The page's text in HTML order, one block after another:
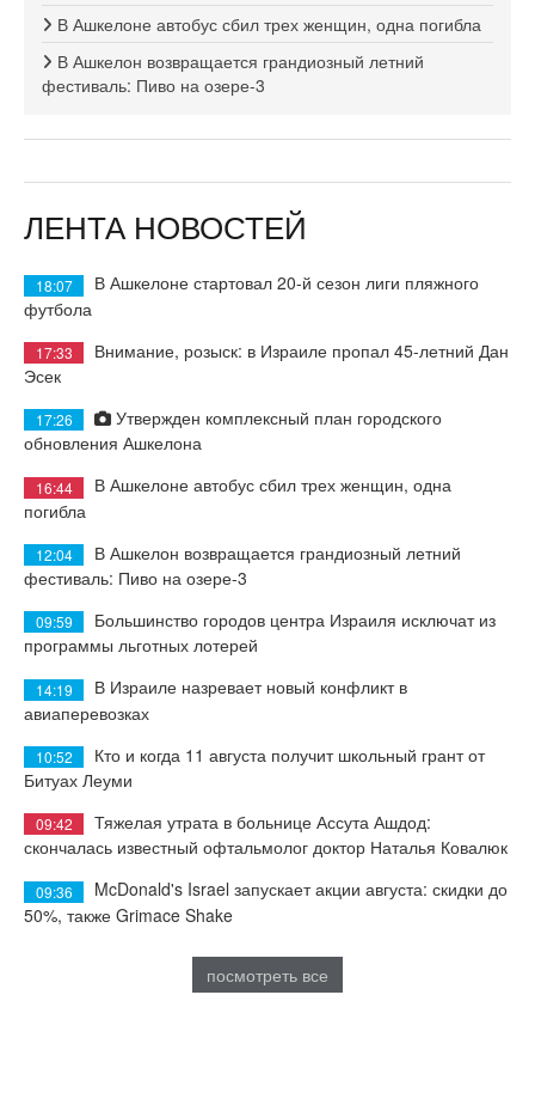
В Ашкелоне автобус сбил трех женщин, одна погибла
В Ашкелон возвращается грандиозный летний
фестиваль: Пиво на озере-3
ЛЕНТА НОВОСТЕЙ
18:07
В Ашкелоне стартовал 20-й сезон лиги пляжного
футбола
17:33
Внимание, розыск: в Израиле пропал 45-летний Дан
Эсек
17:26
Утвержден комплексный план городского
обновления Ашкелона
16:44
В Ашкелоне автобус сбил трех женщин, одна
погибла
12:04
В Ашкелон возвращается грандиозный летний
фестиваль: Пиво на озере-3
09:59
Большинство городов центра Израиля исключат из
программы льготных лотерей
14:19
В Израиле назревает новый конфликт в
авиаперевозках
10:52
Кто и когда 11 августа получит школьный грант от
Битуах Леуми
09:42
Тяжелая утрата в больнице Ассута Ашдод:
скончалась известный офтальмолог доктор Наталья Ковалюк
09:36
McDonald's Israel запускает акции августа: скидки до
50%, также Grimace Shake
посмотреть все